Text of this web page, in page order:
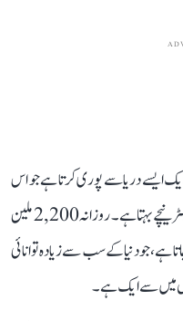
ایسے دریا سے پوری کرتا ہے جو اس
سے تقریباً 100 کلومیٹر دور اور تقریباً 500 میٹر نیچے بہتا ہے۔ روزانہ 2,200 ملین
ہے، جو دنیا کے سب سے زیادہ توانائی
میں سے ایک ہے۔